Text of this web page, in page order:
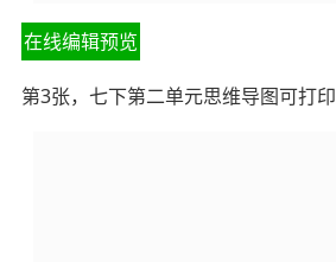
在线编辑预览
第3张，七下第二单元思维导图可打印